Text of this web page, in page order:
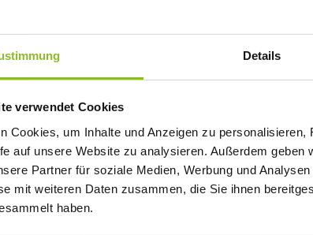
Details
verwendet Cookies
Cookies, um Inhalte und Anzeigen zu
auf unsere Website zu analysieren. Außerdem
Partner für soziale Medien, Werbung und
mit weiteren Daten zusammen, die Sie ihnen
haben.